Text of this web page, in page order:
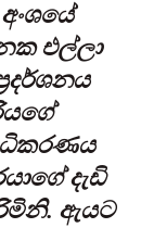
එල්ලා
දැඩි
ඇයට